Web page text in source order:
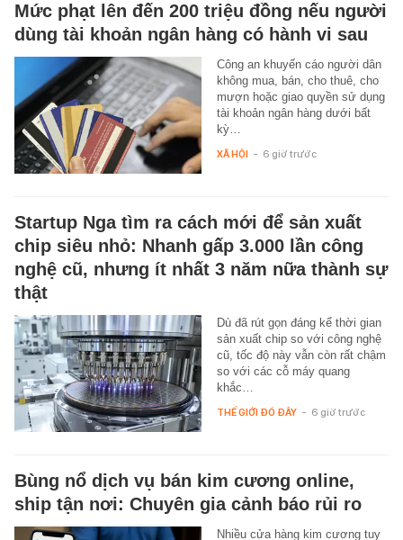
Mức phạt lên đến 200 triệu đồng nếu người
dùng tài khoản ngân hàng có hành vi sau
Công an khuyến cáo người dân
không mua, bán, cho thuê, cho
mượn hoặc giao quyền sử dụng
tài khoản ngân hàng dưới bất
kỳ…
XÃ HỘI - 6 giờ trước
Startup Nga tìm ra cách mới để sản xuất
chip siêu nhỏ: Nhanh gấp 3.000 lần công
nghệ cũ, nhưng ít nhất 3 năm nữa thành sự
thật
Dù đã rút gọn đáng kể thời gian
sản xuất chip so với công nghệ
cũ, tốc độ này vẫn còn rất chậm
so với các cỗ máy quang
khắc…
THẾ GIỚI ĐÓ ĐÂY - 6 giờ trước
Bùng nổ dịch vụ bán kim cương online,
ship tận nơi: Chuyên gia cảnh báo rủi ro
Nhiều cửa hàng kim cương tuy